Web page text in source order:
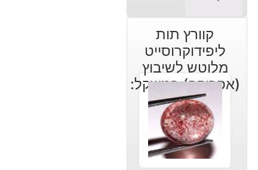
קוורץ תות
ליפידוקרוסייט
מלוטש לשיבוץ
(אפריקה) במשקל:
4.25 קרט